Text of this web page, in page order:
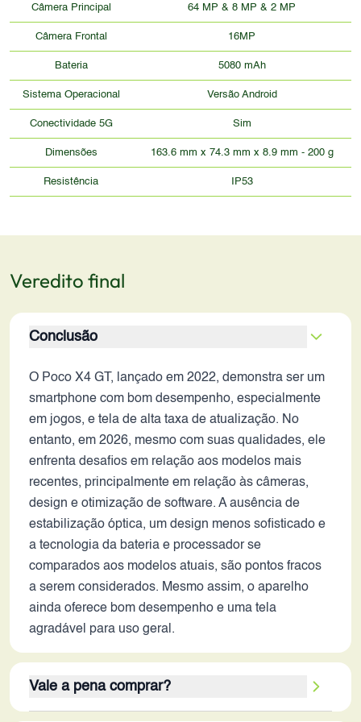
Câmera Principal 64 MP & 8 MP & 2 MP
Câmera Frontal 16MP
Bateria 5080 mAh
Sistema Operacional Versão Android
Conectividade 5G Sim
Dimensões 163.6 mm x 74.3 mm x 8.9 mm - 200 g
Resistência IP53
Veredito final
Conclusão
O Poco X4 GT, lançado em 2022, demonstra ser um
smartphone com bom desempenho, especialmente
em jogos, e tela de alta taxa de atualização. No
entanto, em 2026, mesmo com suas qualidades, ele
enfrenta desafios em relação aos modelos mais
recentes, principalmente em relação às câmeras,
design e otimização de software. A ausência de
estabilização óptica, um design menos sofisticado e
a tecnologia da bateria e processador se
comparados aos modelos atuais, são pontos fracos
a serem considerados. Mesmo assim, o aparelho
ainda oferece bom desempenho e uma tela
agradável para uso geral.
Vale a pena comprar?